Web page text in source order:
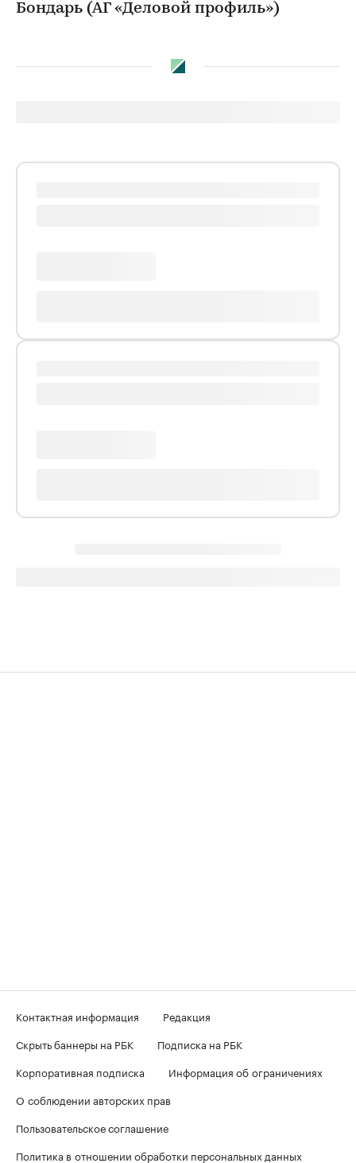
Бондарь (АГ «Деловой профиль»)
Контактная информация
Редакция
Скрыть баннеры на РБК
Подписка на РБК
Корпоративная подписка
Информация об ограничениях
О соблюдении авторских прав
Пользовательское соглашение
Политика в отношении обработки персональных данных